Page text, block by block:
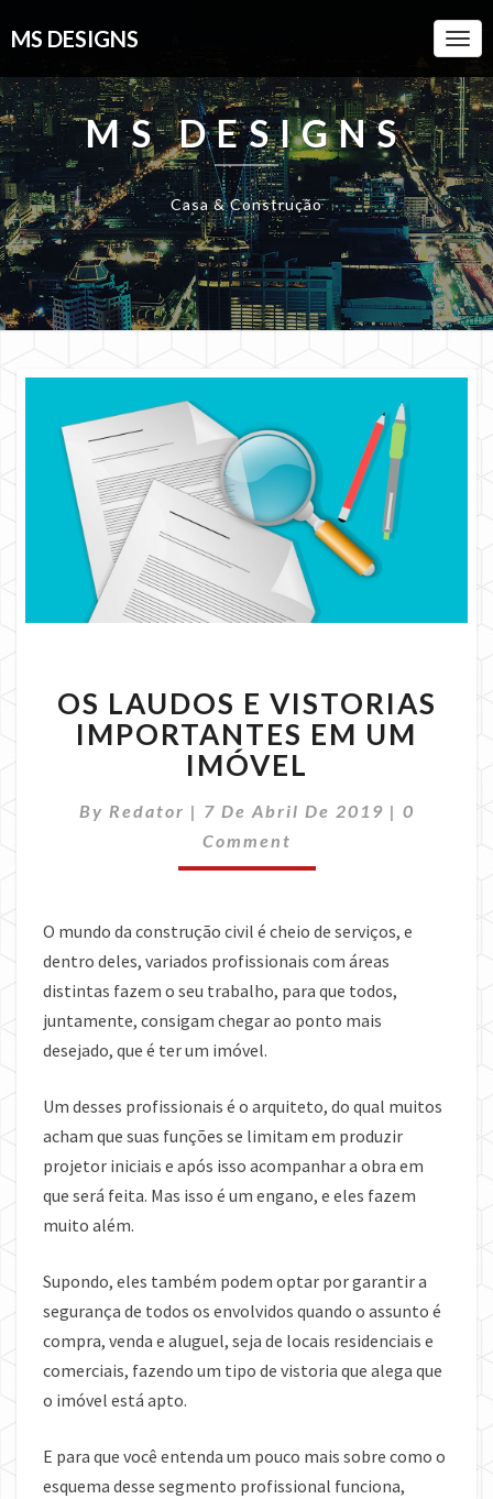
MS DESIGNS
MS DESIGNS
Casa & Construção
LAUDOS
E
VISTORIAS
IMPORTANTES
UM
IMÓVEL
OS LAUDOS E VISTORIAS
IMPORTANTES EM UM
IMÓVEL
By Redator | 7 De Abril De 2019 | 0
Comment
O mundo da construção civil é cheio de serviços, e
dentro deles, variados profissionais com áreas
distintas fazem o seu trabalho, para que todos,
juntamente, consigam chegar ao ponto mais
desejado, que é ter um imóvel.
Um desses profissionais é o arquiteto, do qual muitos
acham que suas funções se limitam em produzir
projetor iniciais e após isso acompanhar a obra em
que será feita. Mas isso é um engano, e eles fazem
muito além.
Supondo, eles também podem optar por garantir a
segurança de todos os envolvidos quando o assunto é
compra, venda e aluguel, seja de locais residenciais e
comerciais, fazendo um tipo de vistoria que alega que
o imóvel está apto.
E para que você entenda um pouco mais sobre como o
esquema desse segmento profissional funciona,